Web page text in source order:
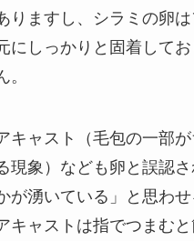
りますし、シラミの卵
にしっかりと固着して
。​
キャスト（毛包の一部
現象）なども卵と誤認さ
が湧いている」と思わ
キャストは指でつまむ